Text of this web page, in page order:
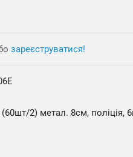
зареєструватися!
2) метал. 8см, поліція,